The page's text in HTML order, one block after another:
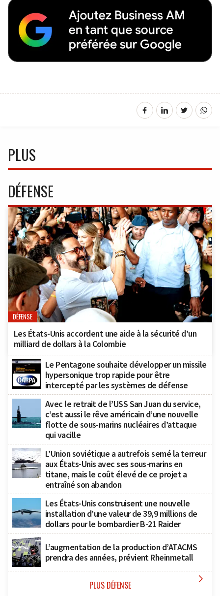
PLUS
DÉFENSE
DÉFENSE
Les États-Unis accordent une aide à la sécurité d’un
milliard de dollars à la Colombie
Le Pentagone souhaite développer un missile
hypersonique trop rapide pour être
intercepté par les systèmes de défense
Avec le retrait de l’USS San Juan du service,
c’est aussi le rêve américain d’une nouvelle
flotte de sous-marins nucléaires d’attaque
qui vacille
L’Union soviétique a autrefois semé la terreur
aux États-Unis avec ses sous-marins en
titane, mais le coût élevé de ce projet a
entraîné son abandon
Les États-Unis construisent une nouvelle
installation d’une valeur de 39,9 millions de
dollars pour le bombardier B-21 Raider
L’augmentation de la production d’ATACMS
prendra des années, prévient Rheinmetall
PLUS DÉFENSE 